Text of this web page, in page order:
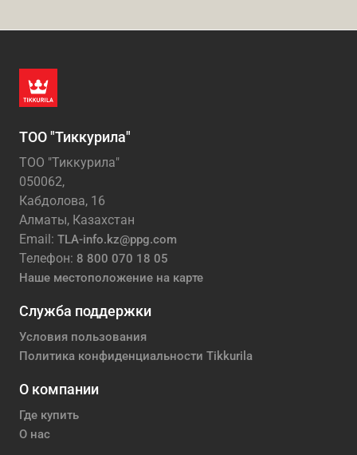
ТОО "Тиккурила"
ТОО "Тиккурила"
050062,
Кабдолова, 16
Алматы, Казахстан
Email: TLA-info.kz@ppg.com
Телефон: 8 800 070 18 05
Наше местоположение на карте
Служба поддержки
Условия пользования
Политика конфиденциальности Tikkurila
О компании
Где купить
О нас